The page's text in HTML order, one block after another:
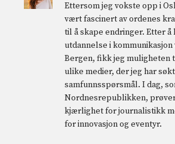
Ettersom jeg vokste opp i
vært fascinert av ordenes
til å skape endringer. Etter
utdannelse i
Bergen, fikk jeg muligheten
ulike medier, der jeg har
samfunnsspørsmål. I dag,
Nordnesrepublikken,
kjærlighet for journalistikk
for innovasjon og eventyr.